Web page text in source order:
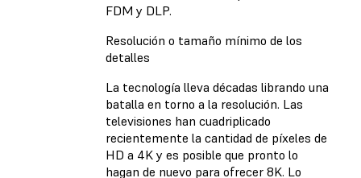
FDM y DLP.
Resolución o tamaño mínimo de los
detalles
La tecnología lleva décadas librando una
batalla en torno a la resolución. Las
televisiones han cuadriplicado
recientemente la cantidad de píxeles de
HD a 4K y es posible que pronto lo
hagan de nuevo para ofrecer 8K. Lo